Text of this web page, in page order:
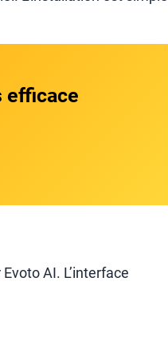
efficace
AI. L’interface